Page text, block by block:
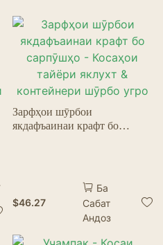
Зарфҳои шӯрбои
якдафъаинаи крафт бо
$46.27
Ба
Сабат
Андоз